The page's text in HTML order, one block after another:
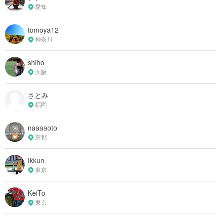
愛知
tomoya12
神奈川
shiho
大阪
さとみ
福岡
naaaaoto
京都
Ikkun
東京
KeiTo
東京